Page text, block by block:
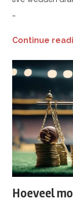
…
Continue
Hoeveel